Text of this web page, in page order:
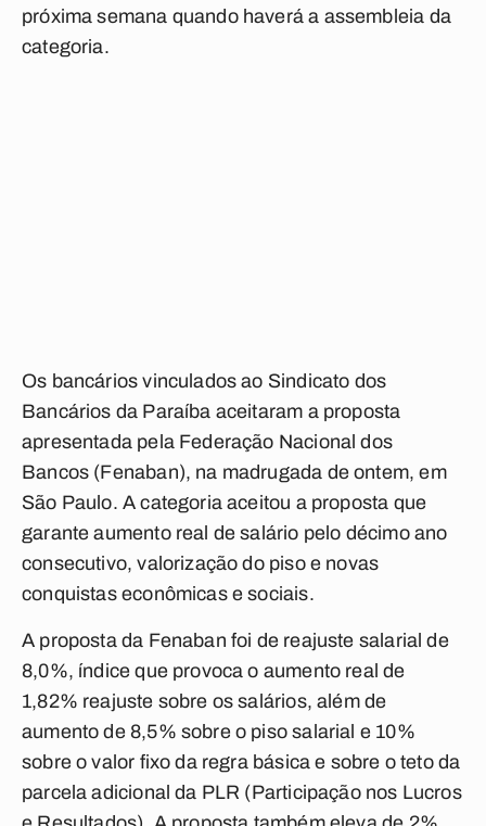
próxima semana quando haverá a assembleia da
categoria.
Os bancários vinculados ao Sindicato dos
Bancários da Paraíba aceitaram a proposta
apresentada pela Federação Nacional dos
Bancos (Fenaban), na madrugada de ontem, em
São Paulo. A categoria aceitou a proposta que
garante aumento real de salário pelo décimo ano
consecutivo, valorização do piso e novas
conquistas econômicas e sociais.
A proposta da Fenaban foi de reajuste salarial de
8,0%, índice que provoca o aumento real de
1,82% reajuste sobre os salários, além de
aumento de 8,5% sobre o piso salarial e 10%
sobre o valor fixo da regra básica e sobre o teto da
parcela adicional da PLR (Participação nos Lucros